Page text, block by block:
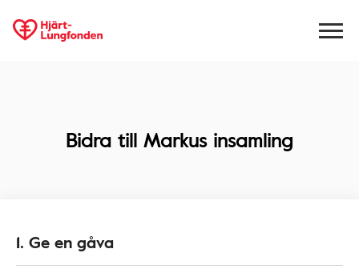
Bidra till Markus insamling
1. Ge en gåva